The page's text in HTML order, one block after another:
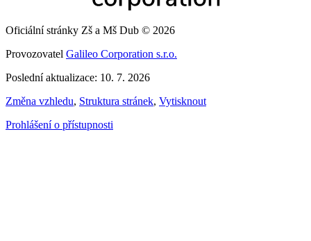
Oficiální stránky Zš a Mš Dub © 2026
Provozovatel Galileo Corporation s.r.o.
Poslední aktualizace: 10. 7. 2026
Změna vzhledu, Struktura stránek, Vytisknout
Prohlášení o přístupnosti